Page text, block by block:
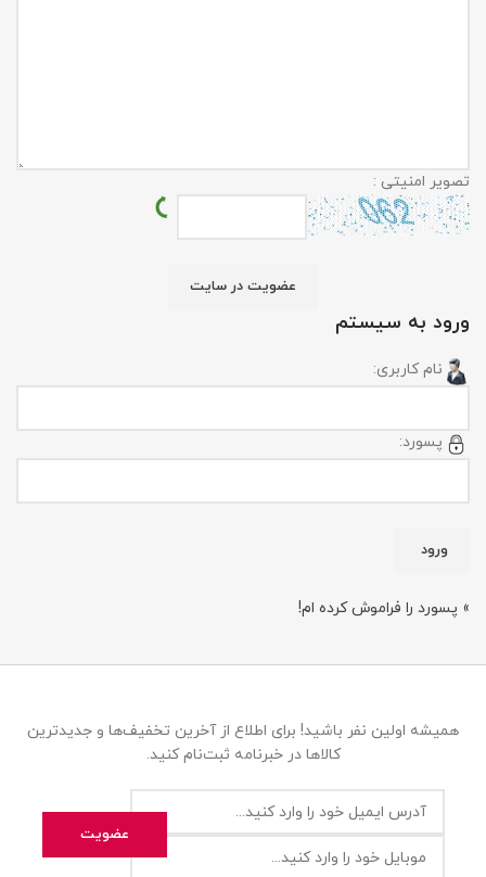
تصویر امنیتی :
ورود به سیستم
نام کاربری:
پسورد:
» پسورد را فراموش کرده ام!
همیشه اولین نفر باشید! برای اطلاع از آخرین تخفیف‌ها و جدیدترین
کالاها در خبرنامه ثبت‌نام کنید.